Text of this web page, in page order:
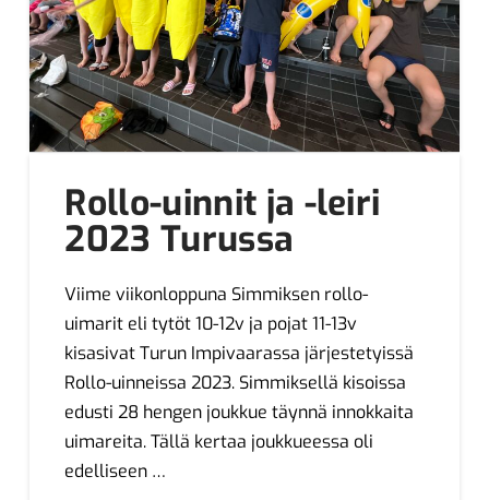
Rollo-uinnit ja -leiri
2023 Turussa
Viime viikonloppuna Simmiksen rollo-
uimarit eli tytöt 10-12v ja pojat 11-13v
kisasivat Turun Impivaarassa järjestetyissä
Rollo-uinneissa 2023. Simmiksellä kisoissa
edusti 28 hengen joukkue täynnä innokkaita
uimareita. Tällä kertaa joukkueessa oli
edelliseen …